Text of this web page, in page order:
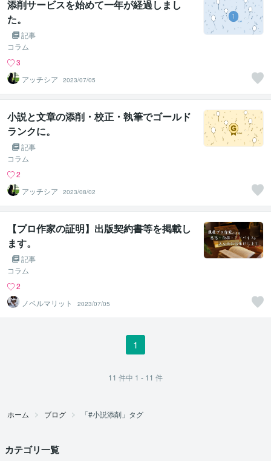
添削サービスを始めて一年が経過しまし
た。
記事
コラム
3
アッチシア
2023/07/05
小説と文章の添削・校正・執筆でゴールド
ランクに。
記事
コラム
2
アッチシア
2023/08/02
【プロ作家の証明】出版契約書等を掲載し
ます。
記事
コラム
2
ノベルマリット
2023/07/05
1
11 件中 1 - 11 件
ホーム ブログ 「#小説添削」タグ
カテゴリ一覧